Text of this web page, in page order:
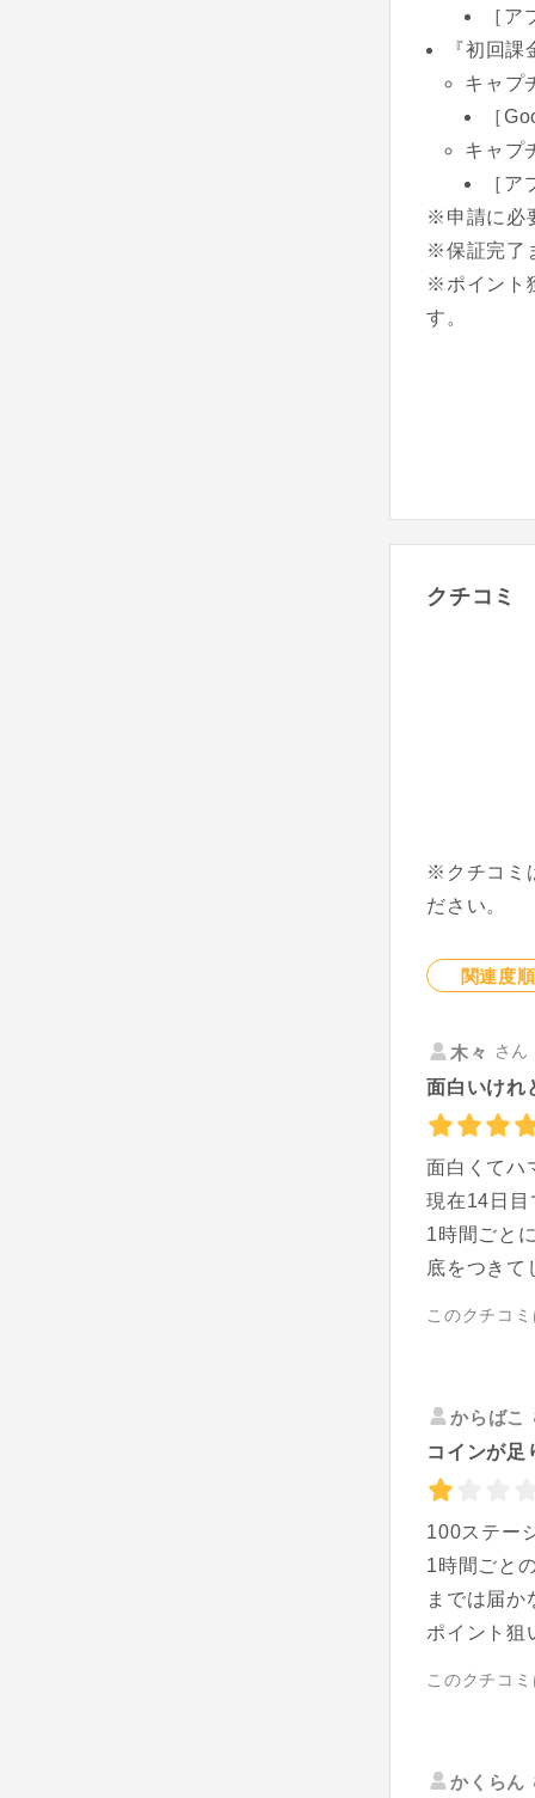
［
『初回
キャプ
［
キャプ
［
※申請に必
※保証完了
※ポイント
す。
クチコミ
※クチコミ
ださい。
関連度順
木々 さ
面白いけ
面白くてハ
現在14日目
1時間ごと
底をつきて
このクチコ
からばこ
コインが足
100ステー
1時間ごと
までは届か
ポイント狙
このクチコ
かくらん